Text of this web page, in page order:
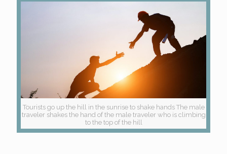
Tourists go up the hill in the sunrise to shake hands The male
traveler shakes the hand of the male traveler who is climbing
to the top of the hill